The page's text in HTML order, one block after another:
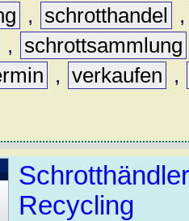
, schrotthandel
, schrottsammlung
, verkaufen
,
Recycling